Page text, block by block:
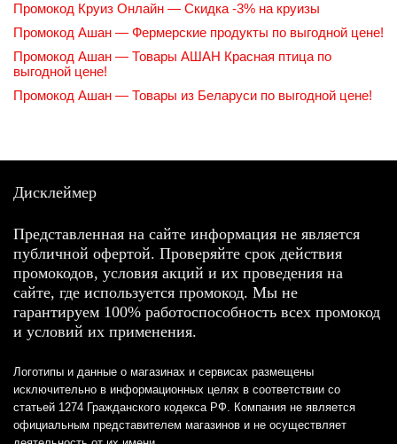
Промокод Круиз Онлайн — Скидка -3% на круизы
Промокод Ашан — Фермерские продукты по выгодной цене!
Промокод Ашан — Товары АШАН Красная птица по
выгодной цене!
Промокод Ашан — Товары из Беларуси по выгодной цене!
Дисклеймер
Представленная на сайте информация не является
публичной офертой. Проверяйте срок действия
промокодов, условия акций и их проведения на
сайте, где используется промокод. Мы не
гарантируем 100% работоспособность всех промокод
и условий их применения.
Логотипы и данные о магазинах и сервисах размещены
исключительно в информационных целях в соответствии со
статьей 1274 Гражданского кодекса РФ. Компания не является
официальным представителем магазинов и не осуществляет